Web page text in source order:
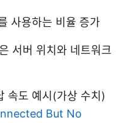
사용하는 비율 증가
서버 위치와 네트워크
속도 예시(가상 수치)
But No